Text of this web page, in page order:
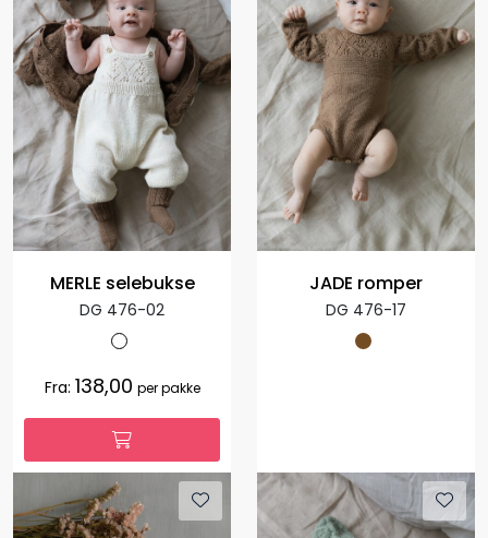
MERLE selebukse
DG 476-02
Fra: 138,00 per pakke
JADE romper
DG 476-17